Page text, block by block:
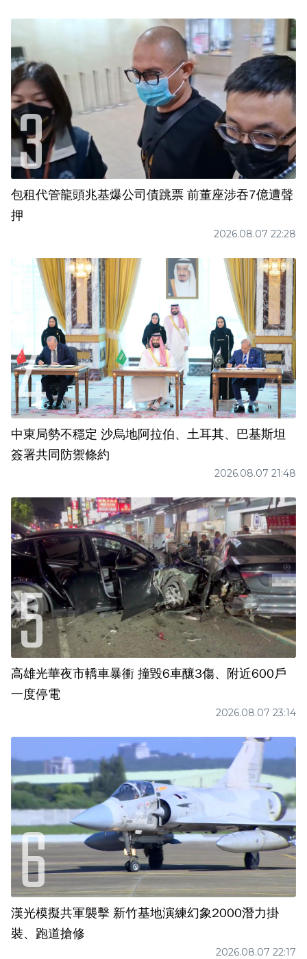
包租代管龍頭兆基爆公司債跳票 前董座涉吞7億遭聲
押
2026.08.07 22:28
中東局勢不穩定 沙烏地阿拉伯、土耳其、巴基斯坦
簽署共同防禦條約
2026.08.07 21:48
高雄光華夜市轎車暴衝 撞毀6車釀3傷、附近600戶
一度停電
2026.08.07 23:14
漢光模擬共軍襲擊 新竹基地演練幻象2000潛力掛
裝、跑道搶修
2026.08.07 22:17